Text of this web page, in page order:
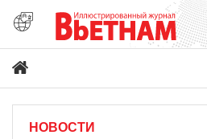
НОВОСТИ